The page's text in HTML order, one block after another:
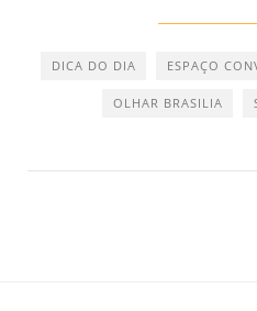
DICA DO DIA ESPAÇO
OLHAR BRASILIA